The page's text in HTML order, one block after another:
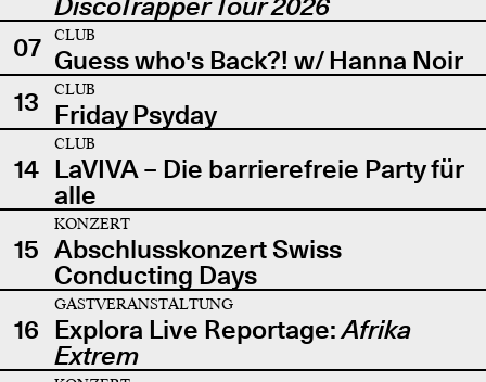
07
CLUB
Guess who's Back?! w/ Hanna Noir
13
CLUB
Friday Psyday
14
CLUB
LaVIVA – Die barrierefreie Party für
alle
15
KONZERT
Abschlusskonzert Swiss
Conducting Days
16
GASTVERANSTALTUNG
Explora Live Reportage:Afrika
Extrem